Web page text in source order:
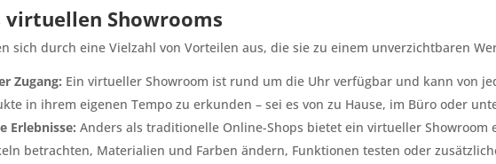
virtuellen Showrooms
sich durch eine Vielzahl von Vorteilen aus, die sie zu einem unverzichtbaren
Zugang: Ein virtueller Showroom ist rund um die Uhr verfügbar und kann von
in ihrem eigenen Tempo zu erkunden – sei es von zu Hause, im Büro oder
Erlebnisse: Anders als traditionelle Online-Shops bietet ein virtueller
betrachten, Materialien und Farben ändern, Funktionen testen oder